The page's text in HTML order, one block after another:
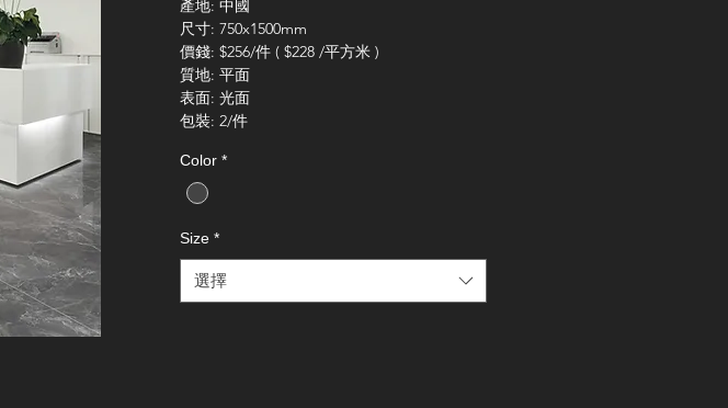
產地: 中國
尺寸: 750x1500mm
價錢: $256/件 ( $228 /平方米 )
質地: 平面
表面: 光面
包裝: 2/件
Color *
Size *
選擇